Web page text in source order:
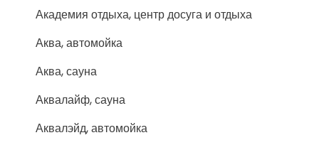
Академия отдыха, центр досуга и отдыха
Аква, автомойка
Аква, сауна
Аквалайф, сауна
Аквалэйд, автомойка